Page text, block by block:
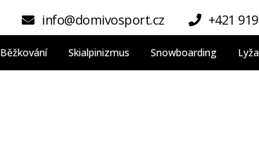
info@domivosport.cz +421
Běžkování Skialpinizmus Snowboarding